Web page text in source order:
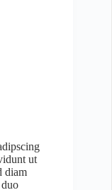
ut
diam